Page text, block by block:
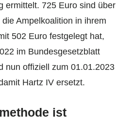
ermittelt. 725 Euro sind über
Ampelkoalition in ihrem
502 Euro festgelegt hat,
im Bundesgesetzblatt
nun offiziell zum 01.01.2023
Hartz IV ersetzt.
ist